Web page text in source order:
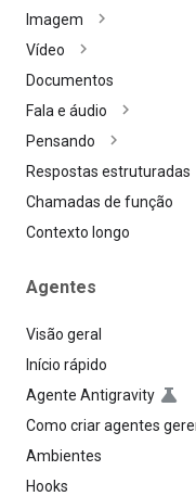
Imagem
Vídeo
Documentos
Fala e áudio
Pensando
Respostas estruturadas
Chamadas de função
Contexto longo
Agentes
Visão geral
Início rápido
Agente Antigravity
Como criar agentes
Ambientes
Hooks